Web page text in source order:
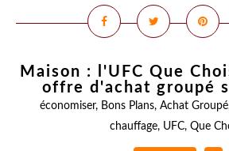
Maison : l'UFC Que
offre d'achat groupé
économiser, Bons Plans, Achat Groupé
chauffage, UFC, Que